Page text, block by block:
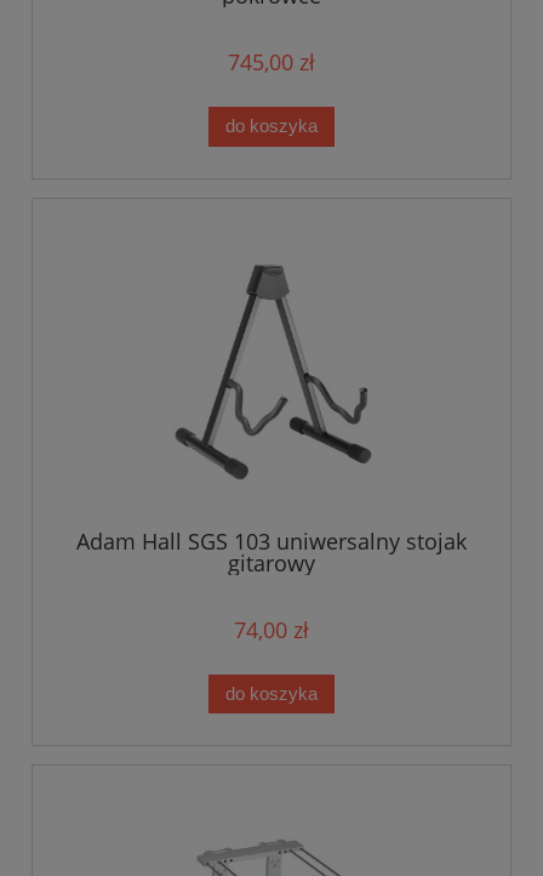
745,00 zł
do koszyka
Adam Hall SGS 103 uniwersalny stojak
gitarowy
74,00 zł
do koszyka